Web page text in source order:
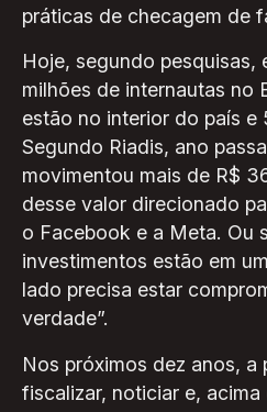
práticas de checagem de
Hoje, segundo pesquisas,
milhões de internautas no
estão no interior do país e
Segundo Riadis, ano
movimentou mais de R$
desse valor direcionado
o Facebook e a Meta. Ou
investimentos estão em
lado precisa estar
verdade”.
Nos próximos dez anos,
fiscalizar, noticiar e,